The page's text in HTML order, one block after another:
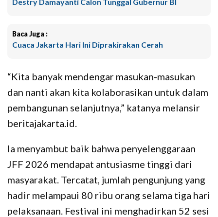
Baca Juga :
Cuaca Jakarta Hari Ini Diprakirakan Cerah
“Kita banyak mendengar masukan-masukan
dan nanti akan kita kolaborasikan untuk dalam
pembangunan selanjutnya,” katanya melansir
beritajakarta.id.
Ia menyambut baik bahwa penyelenggaraan
JFF 2026 mendapat antusiasme tinggi dari
masyarakat. Tercatat, jumlah pengunjung yang
hadir melampaui 80 ribu orang selama tiga hari
pelaksanaan. Festival ini menghadirkan 52 sesi